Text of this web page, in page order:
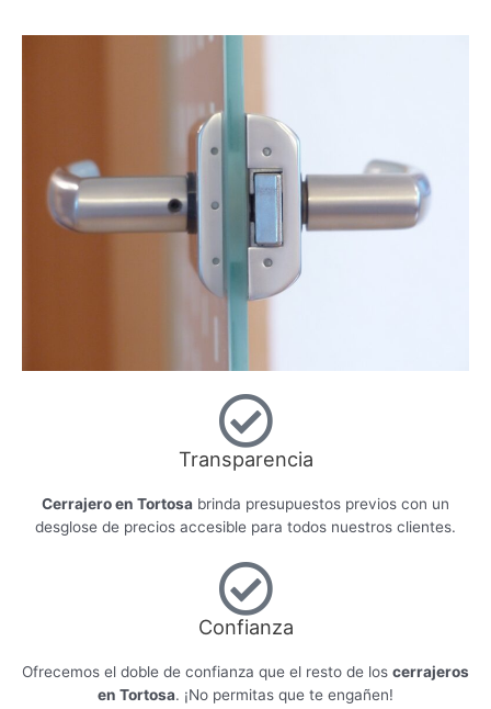
Transparencia
Cerrajero en Tortosa brinda presupuestos previos con un
desglose de precios accesible para todos nuestros clientes.
Confianza
Ofrecemos el doble de confianza que el resto de los cerrajeros
en Tortosa. ¡No permitas que te engañen!